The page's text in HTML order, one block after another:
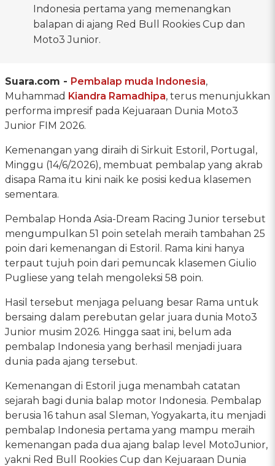
Indonesia pertama yang memenangkan
balapan di ajang Red Bull Rookies Cup dan
Moto3 Junior.
Suara.com - Pembalap muda Indonesia,
Muhammad Kiandra Ramadhipa, terus menunjukkan
performa impresif pada Kejuaraan Dunia Moto3
Junior FIM 2026.
Kemenangan yang diraih di Sirkuit Estoril, Portugal,
Minggu (14/6/2026), membuat pembalap yang akrab
disapa Rama itu kini naik ke posisi kedua klasemen
sementara.
Pembalap Honda Asia-Dream Racing Junior tersebut
mengumpulkan 51 poin setelah meraih tambahan 25
poin dari kemenangan di Estoril. Rama kini hanya
terpaut tujuh poin dari pemuncak klasemen Giulio
Pugliese yang telah mengoleksi 58 poin.
Hasil tersebut menjaga peluang besar Rama untuk
bersaing dalam perebutan gelar juara dunia Moto3
Junior musim 2026. Hingga saat ini, belum ada
pembalap Indonesia yang berhasil menjadi juara
dunia pada ajang tersebut.
Kemenangan di Estoril juga menambah catatan
sejarah bagi dunia balap motor Indonesia. Pembalap
berusia 16 tahun asal Sleman, Yogyakarta, itu menjadi
pembalap Indonesia pertama yang mampu meraih
kemenangan pada dua ajang balap level MotoJunior,
yakni Red Bull Rookies Cup dan Kejuaraan Dunia